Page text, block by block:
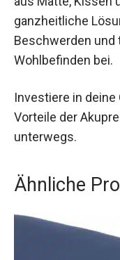
ausgezeichnete
und effektive
abzubauen und
Kombination aus
bietet dir eine
verschiedene
allgemeinen
Vorteile der
Ähnliche